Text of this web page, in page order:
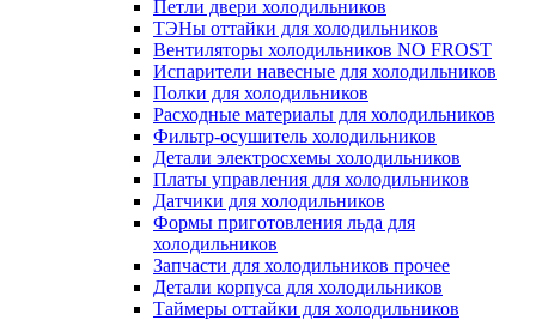
Петли двери холодильников
ТЭНы оттайки для холодильников
Вентиляторы холодильников NO FROST
Испарители навесные для холодильников
Полки для холодильников
Расходные материалы для холодильников
Фильтр-осушитель холодильников
Детали электросхемы холодильников
Платы управления для холодильников
Датчики для холодильников
Формы приготовления льда для
холодильников
Запчасти для холодильников прочее
Детали корпуса для холодильников
Таймеры оттайки для холодильников